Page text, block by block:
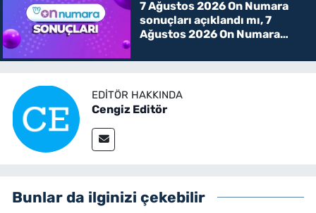
7 Ağustos 2026 On Numara
sonuçları açıklandı mı, 7
Ağustos 2026 On Numara
EDITÖR HAKKINDA
Cengiz Editör
Bunlar da ilginizi çekebilir